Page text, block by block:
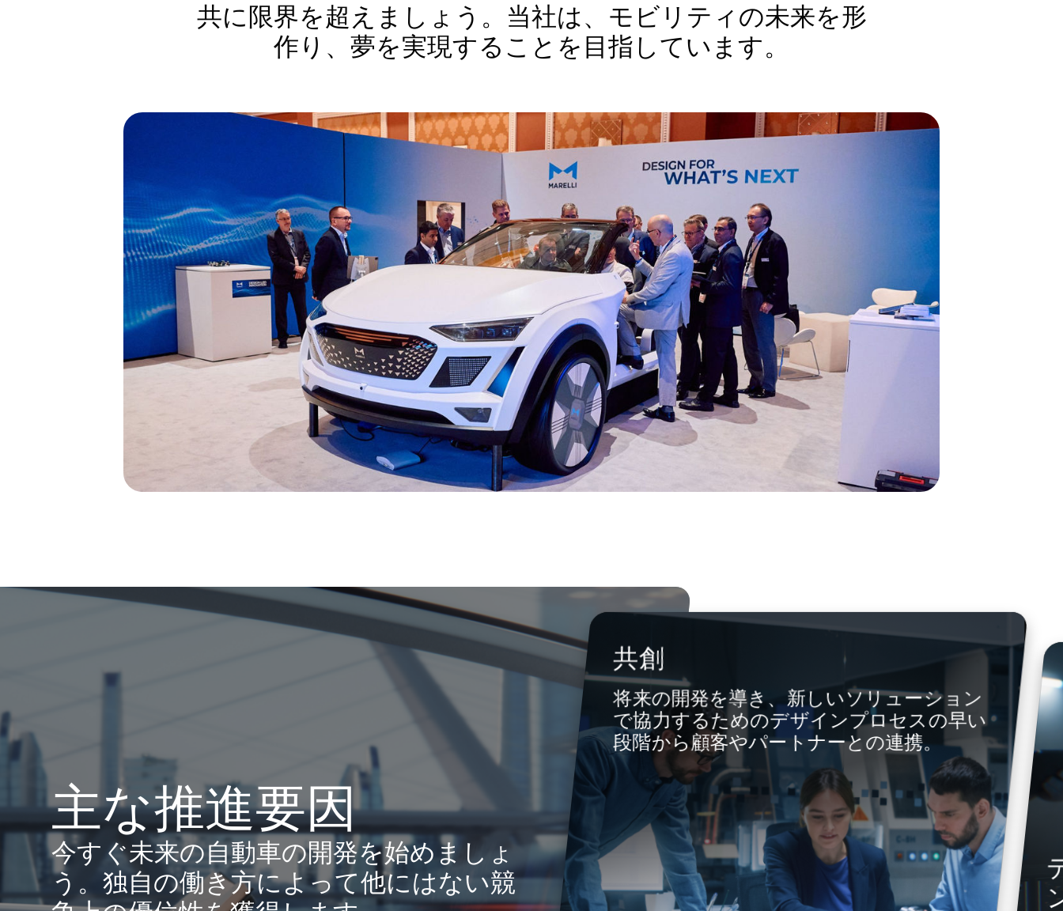
共に限界を超えましょう。当社は、モビリティの未来を形
作り、夢を実現することを目指しています。
主な推進要因
今すぐ未来の自動車の開発を始めましょ
う。独自の働き方によって他にはない競
共創
将来の開発を導き、新しいソリューション
で協力するためのデザインプロセスの早い
段階から顧客やパートナーとの連携。